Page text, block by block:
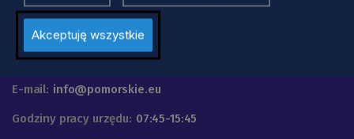
Urząd Marszałkowski
Województwa Pomorskiego
Telefon +48 58 32 68 555
E-mail: info@pomorskie.eu
Godziny pracy urzędu: 07:45-15:45
Akceptuję wszystkie